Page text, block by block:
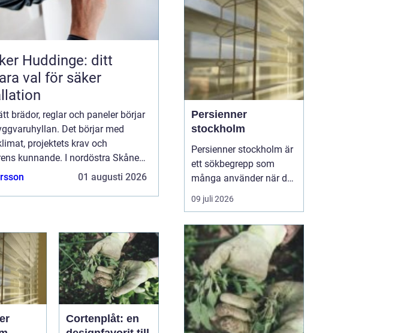
Huddinge: ditt
val för säker
brädor, reglar och paneler börjar
Det börjar med
projektets krav och
kunnande. I nordöstra Skåne
och inlandsluft, vil...01 augusti 2026
Cortenplåt: en
et...
Persienner
stockholm
Persienner stockholm är
ett sökbegrepp som
många använder när de
letar efter praktiska och
snygga solskydd för
huvudstadsområdet.
Persienner har lång tid
varit ett självklart val för
den som vill kombinera
funktion, komfort och ...
09 juli 2026